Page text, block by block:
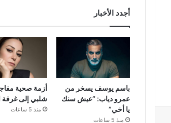
أجدد الأخبار
باسم يوسف يسخر من
عمرو دياب: “عيش سنك
يا أخي”
منذ 5 ساعات
أزمة صحية
شلبي إلى غرفة
منذ 5 ساعات